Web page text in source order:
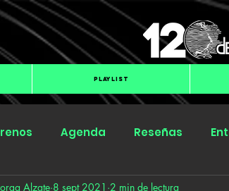
PLAYLIST
Agenda Reseñas
Alzate 8 sept 2021 2 min de lectura